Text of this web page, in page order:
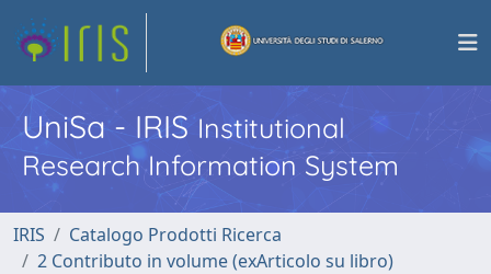
UniSa - IRISInstitutional
Research Information System
IRIS
Catalogo Prodotti Ricerca
2 Contributo in volume (exArticolo su libro)